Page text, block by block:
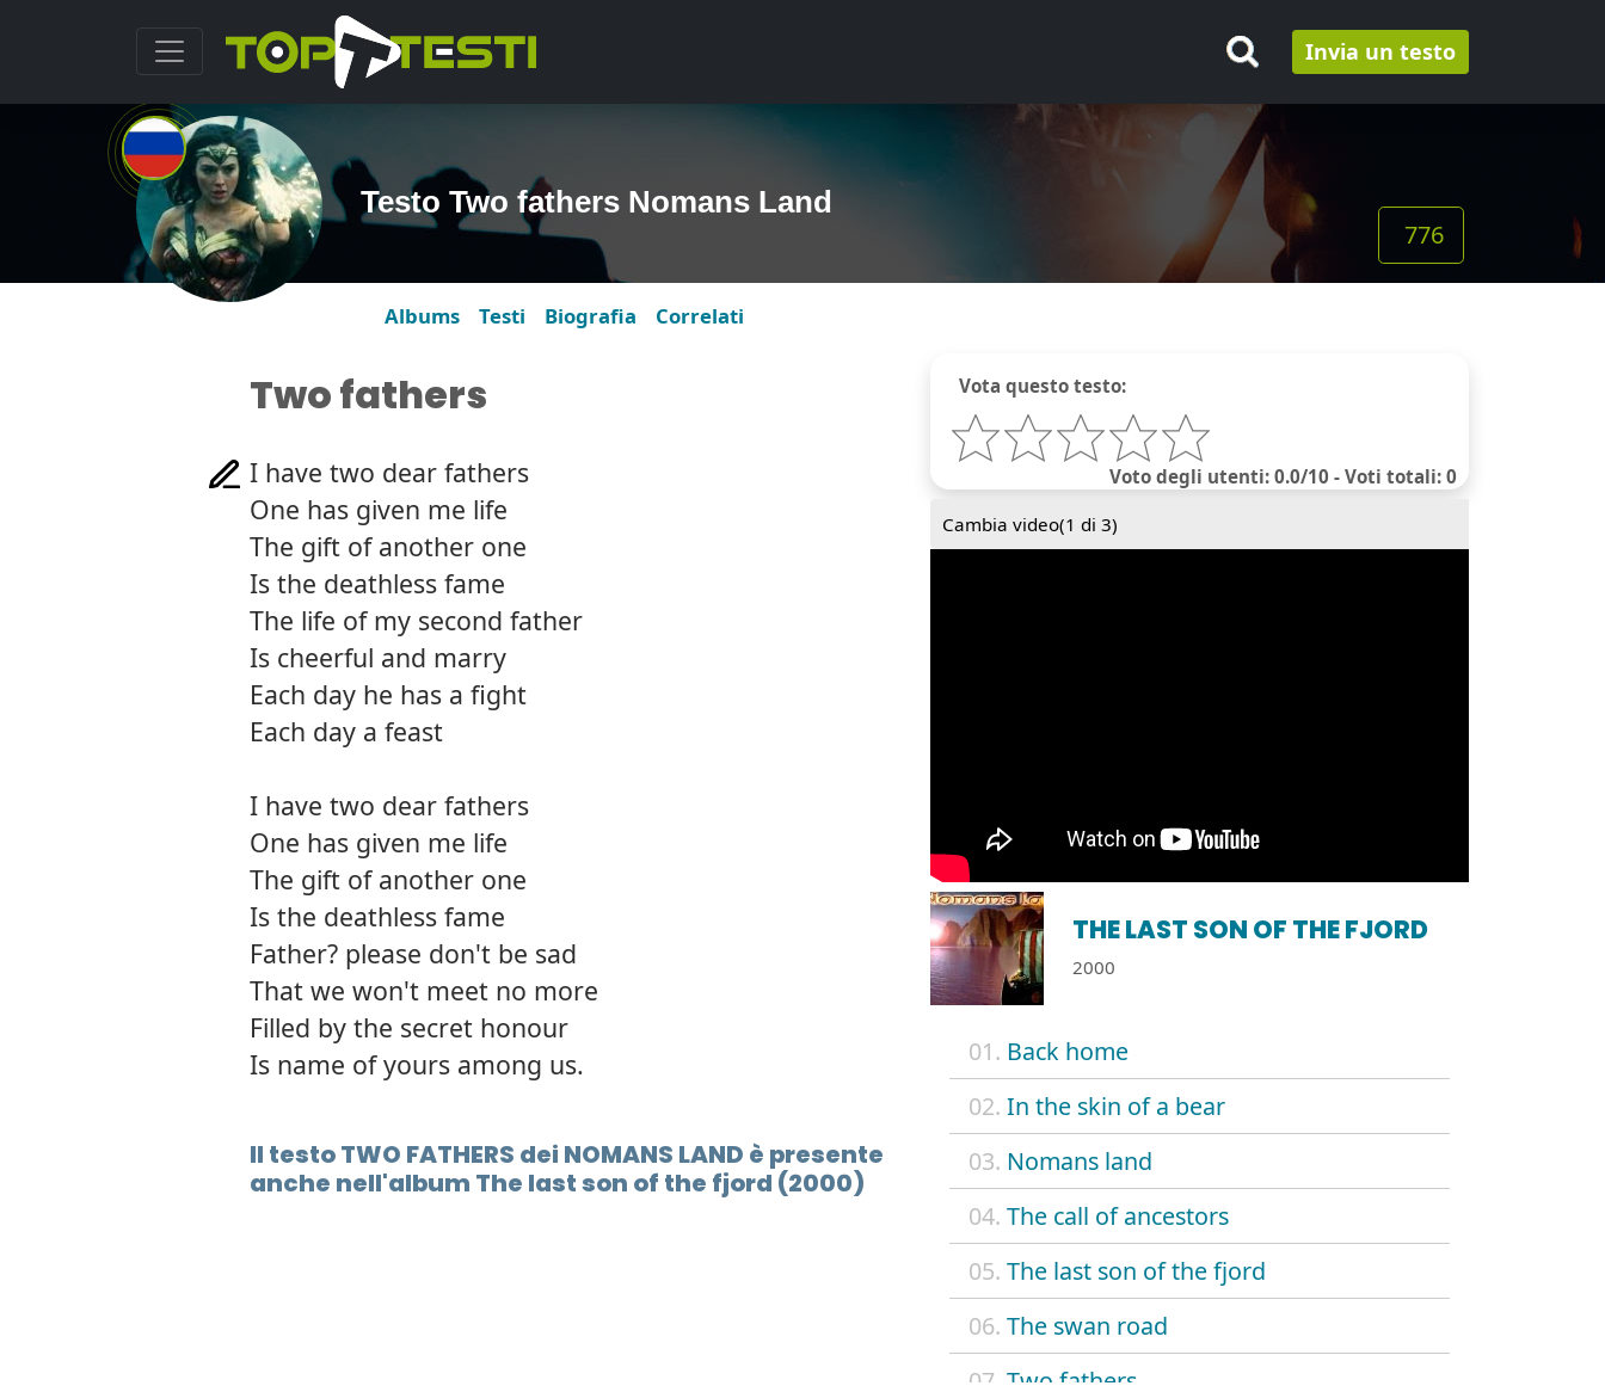
Invia un testo
Testo Two fathers Nomans Land
776
Albums Testi Biografia Correlati
Vota questo testo:
Voto degli utenti: 0.0/10 - Voti totali: 0
Cambia video(1 di 3)
THE LAST SON OF THE FJORD
2000
01. Back home
02. In the skin of a bear
03. Nomans land
04. The call of ancestors
05. The last son of the fjord
06. The swan road
07. Two fathers
Two fathers
I have two dear fathers
One has given me life
The gift of another one
Is the deathless fame
The life of my second father
Is cheerful and marry
Each day he has a fight
Each day a feast
I have two dear fathers
One has given me life
The gift of another one
Is the deathless fame
Father? please don't be sad
That we won't meet no more
Filled by the secret honour
Is name of yours among us.
Il testo TWO FATHERS dei NOMANS LAND è presente
anche nell'album The last son of the fjord (2000)